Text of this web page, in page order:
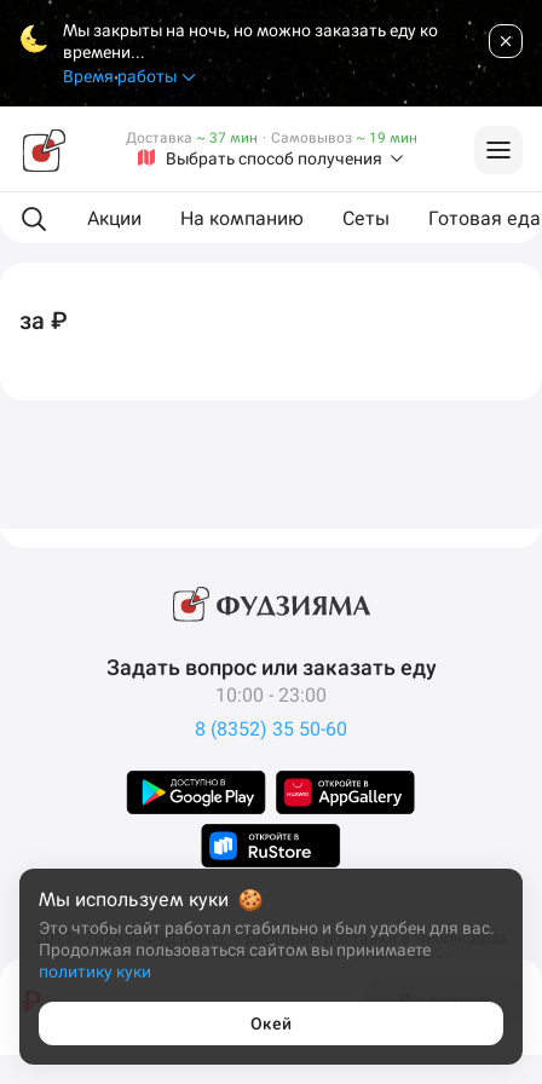
Мы закрыты на ночь, но можно заказать еду ко
времени...
Время работы
Выбрать способ получения
Доставка ~ 37 мин · Самовывоз ~ 19 мин
Акции На компанию Сеты Готовая еда
за ₽
₽ В корзину
Задать вопрос или заказать еду
10:00 - 23:00
8 (8352) 35 50-60
2011–2026 © Фудзияма — ресторан доставки в Чебоксарах
Доставка суши на дом и в офис в Чебоксарах
Мы используем куки
Это чтобы сайт работал стабильно и был удобен для вас.
Продолжая пользоваться сайтом вы принимаете
политику куки
Окей